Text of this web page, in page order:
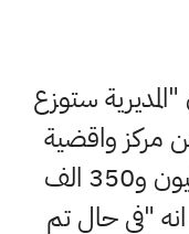
ستوزع
وكيلا ضمن مركز واقضية
ونواحي المحافظة، لتجهيز مليون و350 الف
"في حال تم